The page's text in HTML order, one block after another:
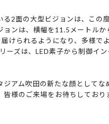
2面の大型ビジョンは、この
ンは、横幅を11.5メートル
けられるようになり、多様で
ズは、LED素子から制御イン
アム吹田の新たな顔としてな
様のご来場をお待ちしており